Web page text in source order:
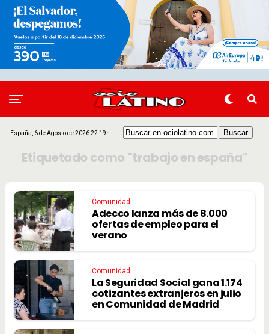
España, 6 de Agosto de 2026 22:19h
Etiquetado como "trabajo en españa"
Comunidad
Adecco lanza más de 8.000
ofertas de empleo para el
verano
Comunidad
La Seguridad Social gana 1.174
cotizantes extranjeros en julio
en Comunidad de Madrid